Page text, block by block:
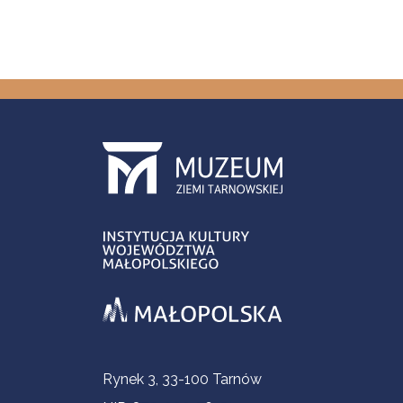
Informacje kontaktowe
Rynek 3, 33-100 Tarnów